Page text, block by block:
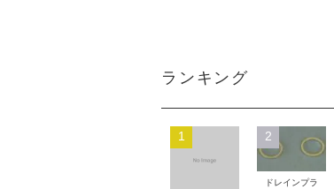
ランキング
1 2
ドレインプラ